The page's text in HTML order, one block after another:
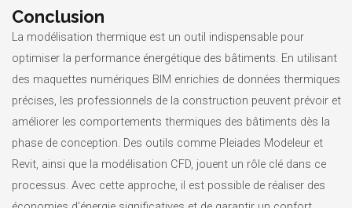
Conclusion
La modélisation thermique est un outil indispensable pour
optimiser la performance énergétique des bâtiments. En utilisant
des maquettes numériques BIM enrichies de données thermiques
précises, les professionnels de la construction peuvent prévoir et
améliorer les comportements thermiques des bâtiments dès la
phase de conception. Des outils comme Pleiades Modeleur et
Revit, ainsi que la modélisation CFD, jouent un rôle clé dans ce
processus. Avec cette approche, il est possible de réaliser des